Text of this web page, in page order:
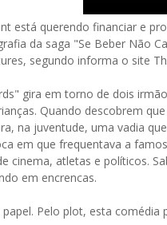
está querendo financiar e
da saga "Se Beber Não
segundo informa o site
gira em torno de dois
Quando descobrem
na juventude, uma vadia
em que frequentava a
cinema, atletas e políticos.
em encrencas.
Pelo plot, esta comédia